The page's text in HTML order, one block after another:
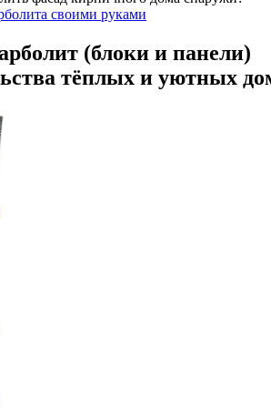
своими руками
(блоки и панели)
тёплых и уютных